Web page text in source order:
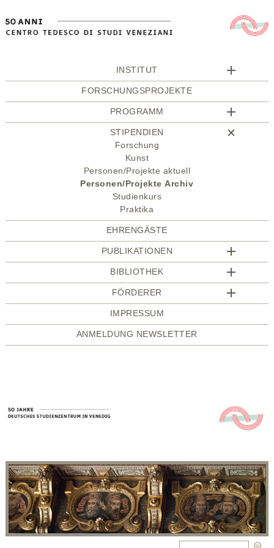
INSTITUT
FORSCHUNGSPROJEKTE
PROGRAMM
STIPENDIEN
Forschung
Kunst
Personen/Projekte aktuell
Personen/Projekte Archiv
Studienkurs
Praktika
EHRENGÄSTE
PUBLIKATIONEN
BIBLIOTHEK
FÖRDERER
IMPRESSUM
ANMELDUNG NEWSLETTER